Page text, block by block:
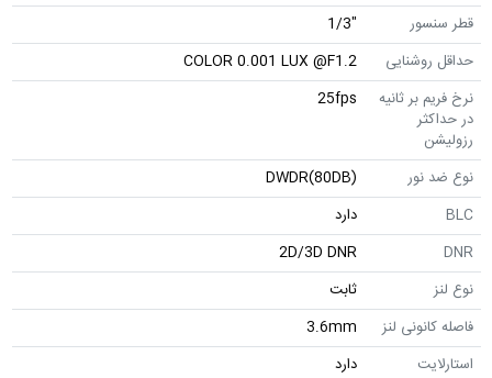
قطر سنسور
"1/3
حداقل روشنایی
COLOR 0.001 LUX @F1.2
نرخ فریم بر ثانیه
در حداکثر
رزولیشن
25fps
نوع ضد نور
DWDR(80DB)
BLC
دارد
DNR
2D/3D DNR
نوع لنز
ثابت
فاصله کانونی لنز
3.6mm
استارلایت
دارد